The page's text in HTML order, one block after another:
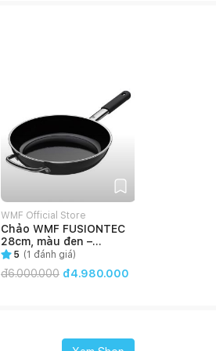
WMF Official Store
Chảo WMF FUSIONTEC
28cm, màu đen –
0520655291
5 (1 đánh giá)
đ6.000.000 đ4.980.000